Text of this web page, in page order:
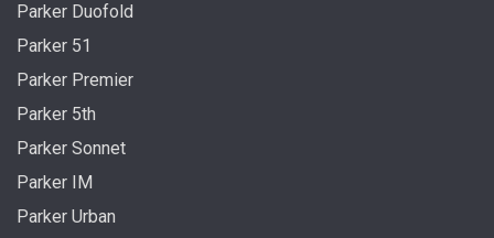
Parker Duofold
Parker 51
Parker Premier
Parker 5th
Parker Sonnet
Parker IM
Parker Urban